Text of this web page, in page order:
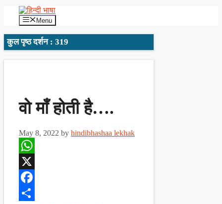
Menu
कुल पृष्ठ दर्शन : 319
वो माँ होती है….
May 8, 2022 by hindibhashaa lekhak
WhatsApp
X
Facebook